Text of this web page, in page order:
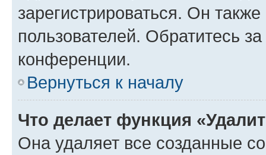
зарегистрироваться. Он
пользователей. Обратитесь
конференции.
Вернуться к началу
Что делает функция
Она удаляет все созданные